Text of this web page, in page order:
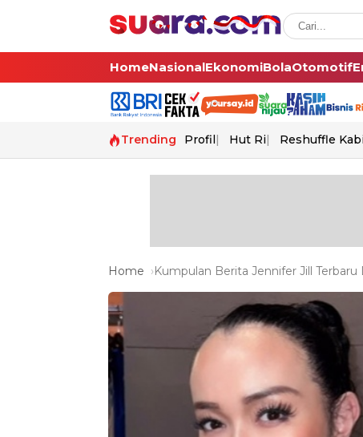
HomeNasionalEkonomiBolaOtomotif
Trending Profil Hut Ri Reshuffle
Home Kumpulan Berita Jennifer Jill Terbaru